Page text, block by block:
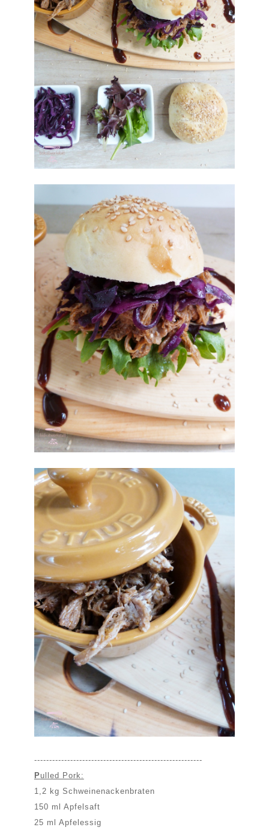
--------------------------------------------------------
Pulled Pork:
1,2 kg Schweinenackenbraten
150 ml Apfelsaft
25 ml Apfelessig